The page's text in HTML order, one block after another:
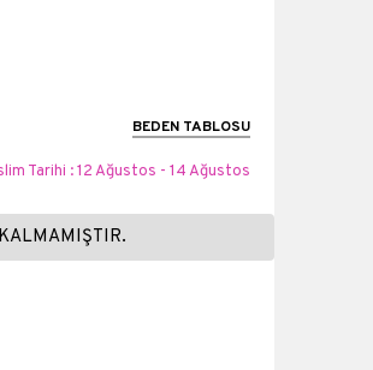
BEDEN TABLOSU
Tarihi : 12 Ağustos - 14 Ağustos